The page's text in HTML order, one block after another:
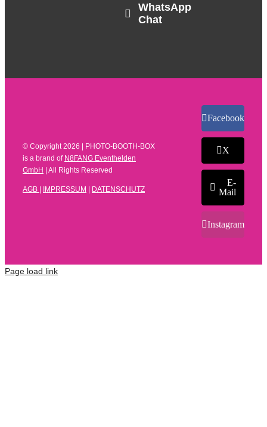
WhatsApp
Chat
© Copyright2026 | PHOTO-BOOTH-BOX
is a brand of N8FANG Eventhelden
GmbH
| All Rights Reserved
AGB IMPRESSUM DATENSCHUTZ
Facebook
X
E-
Mail
Instagram
Page load link